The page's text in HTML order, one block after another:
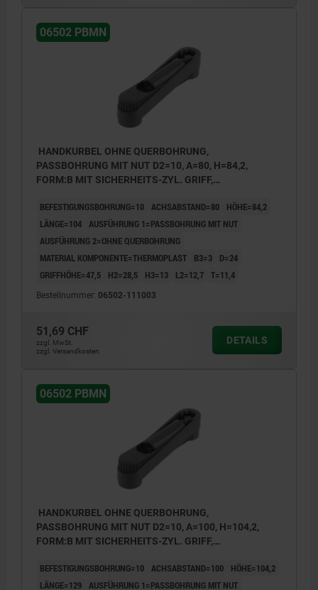
06502 PBMN
HANDKURBEL OHNE QUERBOHRUNG,
PASSBOHRUNG MIT NUT D2=10, A=80, H=84,2,
FORM:B MIT SICHERHEITS-ZYL. GRIFF,
KOMP:THERMOPLAST SCHWARZGRAU
BEFESTIGUNGSBOHRUNG=10 ACHSABSTAND=80
HÖHE=84,2
LÄNGE=104 AUSFÜHRUNG 1=PASSBOHRUNG MIT NUT
AUSFÜHRUNG 2=OHNE QUERBOHRUNG
MATERIAL KOMPONENTE=THERMOPLAST
B3=3
D=24
GRIFFHÖHE=47,5
H2=28,5 H3=13 L2=12,7 T=11,4
Bestellnummer: 06502-111003
51,69 CHF
zzgl. MwSt.
zzgl. Versandkosten
DETAILS
06502 PBMN
HANDKURBEL OHNE QUERBOHRUNG,
PASSBOHRUNG MIT NUT D2=10, A=100, H=104,2,
FORM:B MIT SICHERHEITS-ZYL. GRIFF,
KOMP:THERMOPLAST SCHWARZGRAU
BEFESTIGUNGSBOHRUNG=10 ACHSABSTAND=100
HÖHE=104,2
LÄNGE=129 AUSFÜHRUNG 1=PASSBOHRUNG MIT NUT